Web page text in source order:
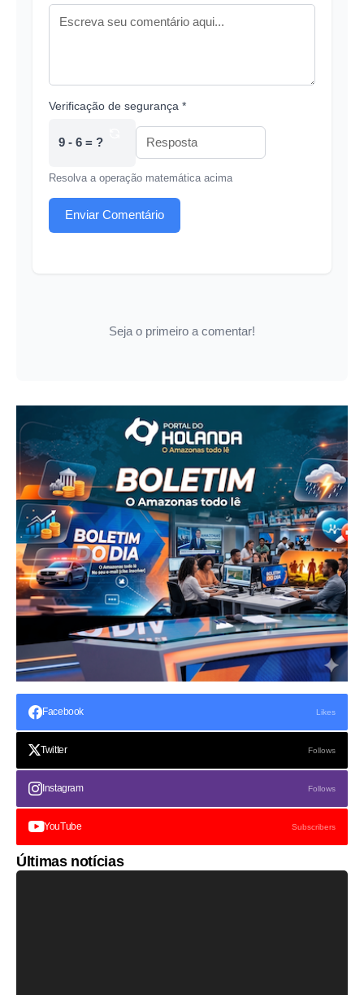
Verificação de segurança *
9 - 6 = ?
Resolva a operação matemática acima
Enviar Comentário
Seja o primeiro a comentar!
Facebook Likes
Twitter Follows
Instagram Follows
YouTube Subscribers
Últimas notícias